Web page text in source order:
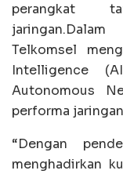
perangkat
Telkomsel
Intelligence
Autonomous
performa
“Dengan
menghadirkan